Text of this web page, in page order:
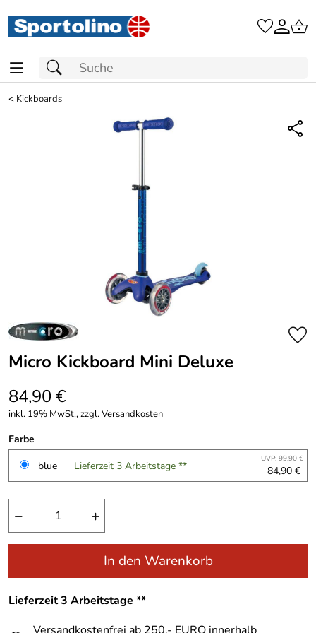
< Kickboards
Micro Kickboard Mini Deluxe
84,90 €
inkl. 19% MwSt., zzgl.Versandkosten
Farbe
blue
Lieferzeit 3 Arbeitstage ** UVP: 99,90 €
84,90 €
− +
In den Warenkorb
Lieferzeit 3 Arbeitstage **
Versandkostenfrei ab 250,- EURO innerhalb